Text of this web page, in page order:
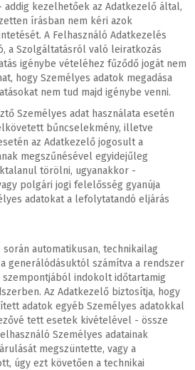
kezelhetőek az Adatkezelő által,
írásban nem kéri azok
A Felhasználó Adatkezelés
a Szolgáltatásról való leiratkozás
igénybe vételéhez fűződő jogát nem
hogy Személyes adatok megadása
nem tud majd igénybe venni.
Személyes adat használata esetén
bűncselekmény, illetve
az Adatkezelő jogosult a
megszűnésével egyidejűleg
törölni, ugyanakkor -
polgári jogi felelősség gyanúja
adatokat a lefolytatandó eljárás
automatikusan, technikailag
generálódásuktól számítva a rendszer
indokolt időtartamig
Az Adatkezelő biztosítja, hogy
adatok egyéb Személyes adatokkal
tett esetek kivételével - össze
Személyes adatainak
megszüntette, vagy a
úgy ezt követően a technikai